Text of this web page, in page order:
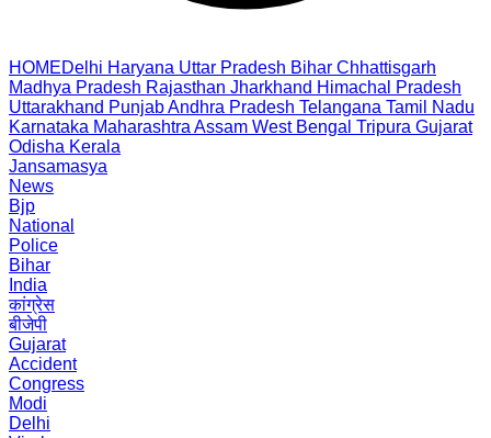
HOMEDelhi Haryana Uttar Pradesh Bihar Chhattisgarh
Madhya Pradesh Rajasthan Jharkhand Himachal Pradesh
Uttarakhand PunjabAndhra Pradesh Telangana Tamil Nadu
Karnataka Maharashtra Assam West Bengal Tripura Gujarat
Odisha Kerala
Jansamasya
News
Bjp
National
Police
Bihar
India
कांग्रेस
बीजेपी
Gujarat
Accident
Congress
Modi
Delhi